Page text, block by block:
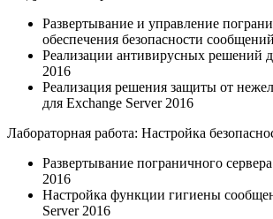
Развертывание и управление
обеспечения безопасности сообщений
Реализации антивирусных решений
2016
Реализация решения защиты от
для Exchange Server 2016
Лабораторная работа: Настройка
Развертывание пограничного
2016
Настройка функции гигиены
Server 2016